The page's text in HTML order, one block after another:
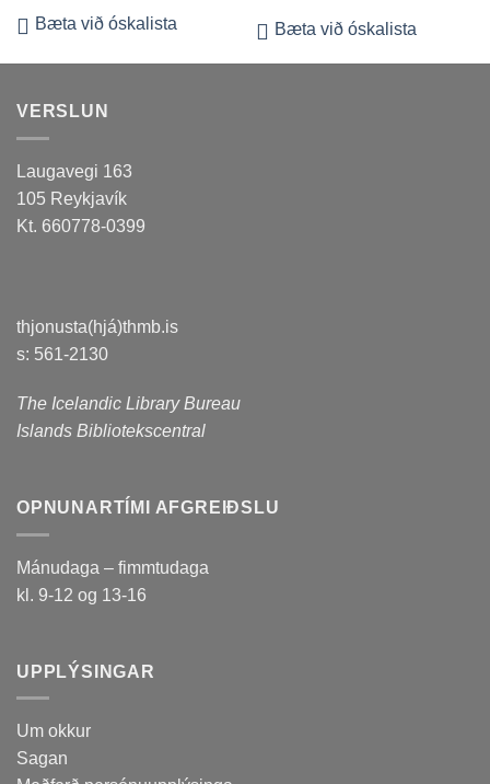
Bæta við óskalista Bæta við óskalista
VERSLUN
Laugavegi 163
105 Reykjavík
Kt. 660778-0399
thjonusta(hjá)thmb.is
s: 561-2130
The Icelandic Library Bureau
Islands Bibliotekscentral
OPNUNARTÍMI AFGREIÐSLU
Mánudaga – fimmtudaga
kl. 9-12 og 13-16
UPPLÝSINGAR
Um okkur
Sagan